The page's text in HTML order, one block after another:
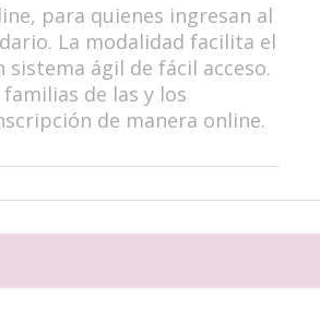
para quienes ingresan al
La modalidad facilita el
ágil de fácil acceso.
familias de las y los
de manera online.